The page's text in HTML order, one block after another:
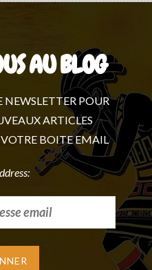
AU BLOG
NEWSLETTER POUR
ARTICLES
BOITE EMAIL